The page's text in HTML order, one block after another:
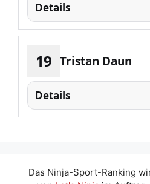
Details
19 Tristan Daun
Details
Das Ninja-Sport-Ranking